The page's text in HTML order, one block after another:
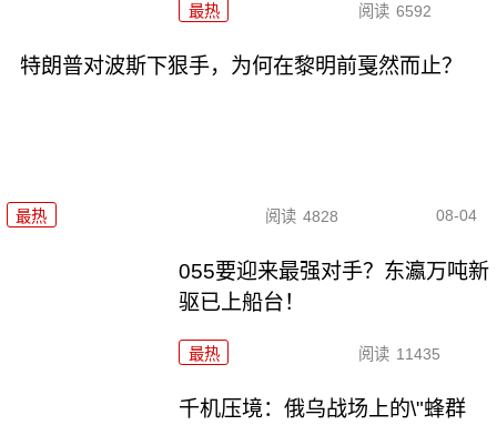
最热 阅读 6592
特朗普对波斯下狠手，为何在黎明前戛然而止？
最热 阅读 4828 08-04
055要迎来最强对手？东瀛万吨新
驱已上船台！
最热 阅读 11435
千机压境：俄乌战场上的\"蜂群